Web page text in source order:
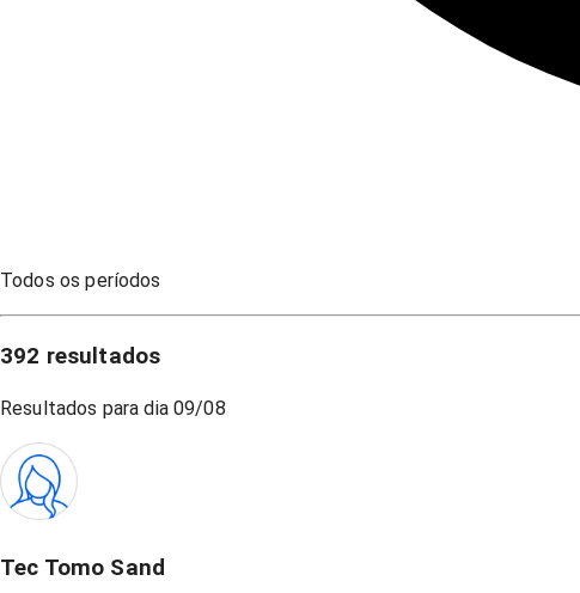
Todos os períodos
392 resultados
Resultados para dia 09/08
Tec Tomo Sand